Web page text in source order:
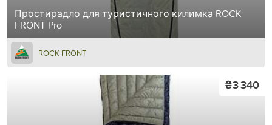
Простирадло для туристичного килимка ROCK
FRONT Pro
ROCK FRONT
₴3 340